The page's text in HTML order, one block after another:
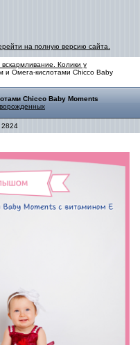
на полную версию сайта.
вскармливание. Колики у
и Омега-кислотами Chicco Baby
Chicco Baby Moments
2824